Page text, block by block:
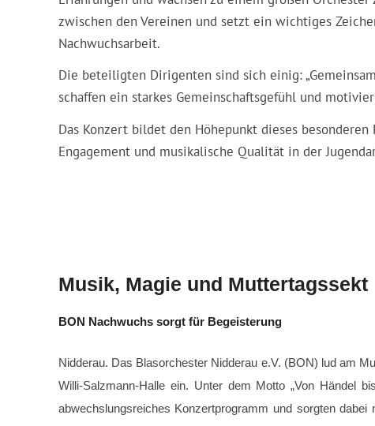
zwischen den Vereinen und setzt ein wichtiges
Nachwuchsarbeit.
Die beteiligten Dirigenten sind sich einig:
schaffen ein starkes Gemeinschaftsgefühl und
Das Konzert bildet den Höhepunkt dieses
Engagement und musikalische Qualität in der
Musik, Magie und Muttertagssekt
BON Nachwuchs sorgt für Begeisterung
Nidderau. Das Blasorchester Nidderau e.V. (BON) lud am
Willi-Salzmann-Halle ein. Unter dem Motto „Von Händel
abwechslungsreiches Konzertprogramm und sorgten